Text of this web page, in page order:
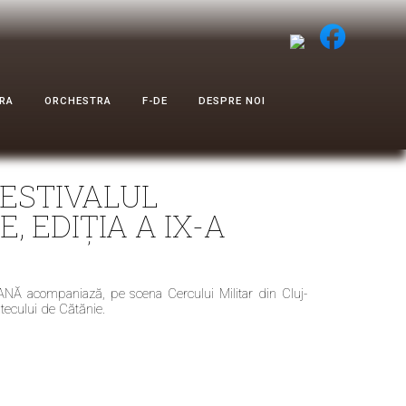
ORCHESTRA F-DE DESPRE NOI
EDIȚIA A IX-A
acompaniază, pe scena Cercului Militar din Cluj-
de Cătănie.